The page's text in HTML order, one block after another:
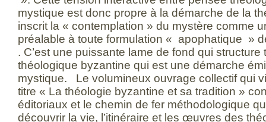
mystique est donc propre à la démarche de la
inscrit la « contemplation » du mystère comme
préalable à toute formulation « apophatique »
. C’est une puissante lame de fond qui
théologique byzantine qui est une démarche
mystique. Le volumineux ouvrage collectif qui
titre « La théologie byzantine et sa tradition »
éditoriaux et le chemin de fer méthodologique
découvrir la vie, l’itinéraire et les œuvres des